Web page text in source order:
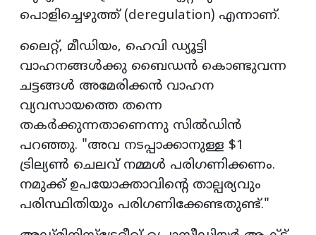
പൊളിച്ചെഴുത്ത് (deregulation) എന്നാണ്.
ലൈറ്റ്, മീഡിയം, ഹെവി ഡ്യൂട്ടി
വാഹനങ്ങൾക്കു ബൈഡൻ കൊണ്ടുവന്ന
ചട്ടങ്ങൾ അമേരിക്കൻ വാഹന
വ്യവസായത്തെ തന്നെ
തകർക്കുന്നതാണെന്നു സിൽഡിൻ
പറഞ്ഞു. "അവ നടപ്പാക്കാനുള്ള $1
ട്രില്യൺ ചെലവ് നമ്മൾ പരിഗണിക്കണം.
നമുക്ക് ഉപയോക്താവിന്റെ താല്പര്യവും
പരിസ്ഥിതിയും പരിഗണിക്കേണ്ടതുണ്ട്."